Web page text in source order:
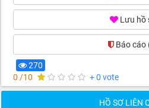
Lưu hồ
Báo cáo
270
0 /10
+ 0 vote
HỒ SƠ LIÊN